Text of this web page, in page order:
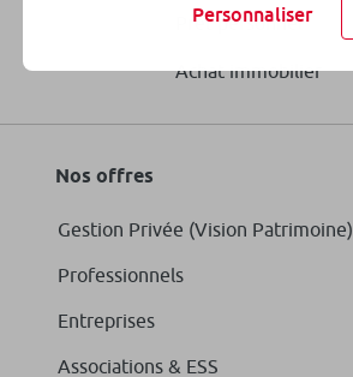
Prêt personnel
Achat immobilier
Nos offres
Gestion Privée (Vision Patrimoine)
Professionnels
Entreprises
Associations & ESS
Personnaliser